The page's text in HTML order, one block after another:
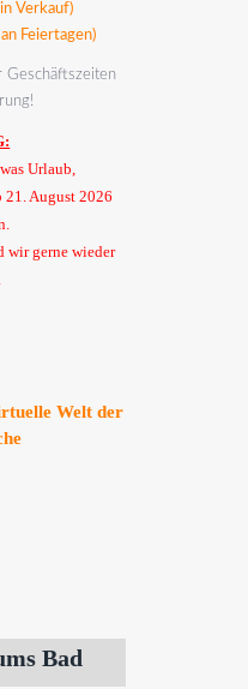
Verkauf)
Feiertagen)
Geschäftszeiten
Urlaub,
21. August 2026
wir gerne wieder
Welt der
Bad